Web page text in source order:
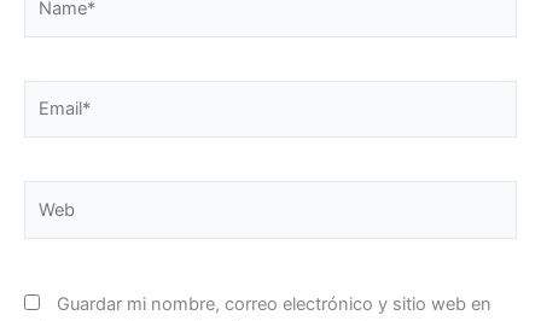
Guardar mi nombre, correo electrónico y sitio web en